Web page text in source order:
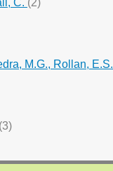
M.G., Rollan, E.S.
(3)